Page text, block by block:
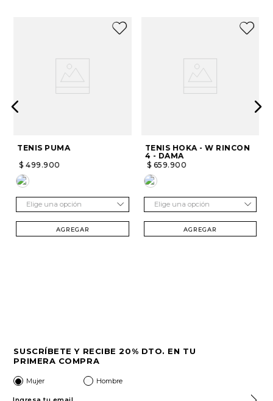
TENIS PUMA
$ 499.900
Elige una opción
AGREGAR
TENIS HOKA - W RINCON
4 - DAMA
$ 659.900
Elige una opción
AGREGAR
SUSCRÍBETE Y RECIBE 20% DTO. EN TU
PRIMERA COMPRA
Mujer Hombre